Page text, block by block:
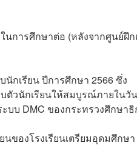
นการศึกษาต่อ (หลังจากศูนย์ฝึก
นักเรียน ปีการศึกษา 2566 ซึ่ง
ตัวนักเรียนให้สมบูรณ์ภายในวั
บบ DMC ของกระทรวงศึกษาธิ
ของโรงเรียนเตรียมอุดมศึกษา